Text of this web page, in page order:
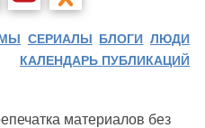
СЕРИАЛЫ БЛОГИ ЛЮДИ
КАЛЕНДАРЬ ПУБЛИКАЦИЙ
материалов без